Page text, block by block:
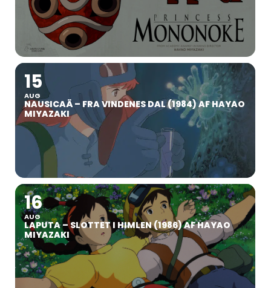
15
AUG
NAUSICAÄ – FRA VINDENES DAL (1984) AF HAYAO
MIYAZAKI
16
AUG
LAPUTA – SLOTTET I HIMLEN (1986) AF HAYAO
MIYAZAKI